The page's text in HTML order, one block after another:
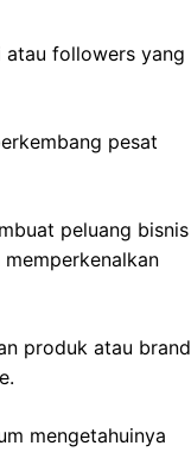
atau followers yang
pesat
peluang bisnis
produk atau brand
mengetahuinya